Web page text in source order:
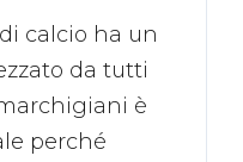
calcio ha un
da tutti
è
perché